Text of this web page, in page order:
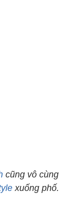
cũng vô cùng
xuống phố.